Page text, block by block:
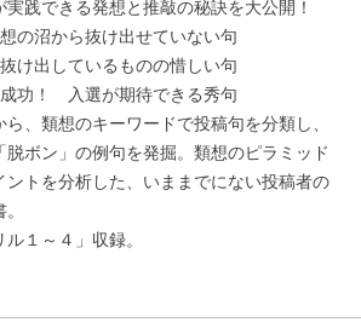
践できる発想と推敲の秘訣を大公開！
の沼から抜け出せていない句
け出しているものの惜しい句
功！ 入選が期待できる秀句
、類想のキーワードで投稿句を分類し、
脱ボン」の例句を発掘。類想のピラミッド
ントを分析した、いままでにない投稿者の
ル１～４」収録。